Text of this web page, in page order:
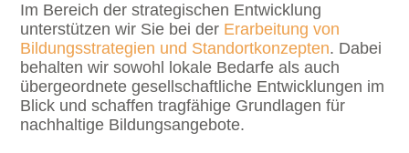
Im Bereich der strategischen Entwicklung
unterstützen wir Sie bei der Erarbeitung von
Bildungsstrategien und Standortkonzepten. Dabei
behalten wir sowohl lokale Bedarfe als auch
übergeordnete gesellschaftliche Entwicklungen im
Blick und schaffen tragfähige Grundlagen für
nachhaltige Bildungsangebote.